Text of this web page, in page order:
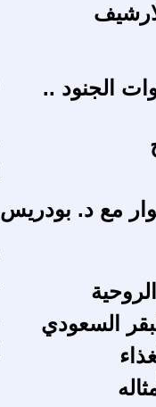
الجنود ..
مع د. بودريس
السعودي